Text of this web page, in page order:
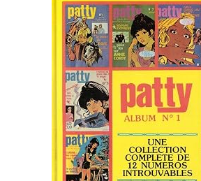
Libros antiguos
Arte y coleccionismo
Vendedores
Comenzar a vender
CERRAR